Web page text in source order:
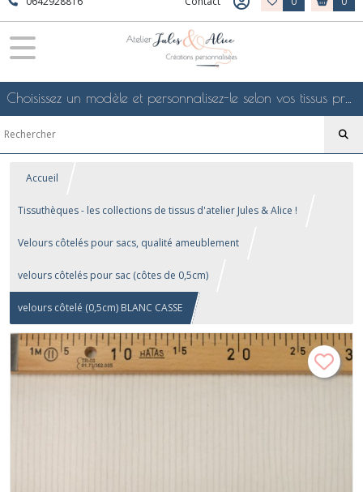
Choisissez un modèle et personnalisez-le selon vos tissus préférés de mes collections en ligne, je le confectionnerai selon vos souhaits
Accueil
Tissuthèques - les collections de tissus d'atelier Jules & Alice !
Velours côtelés pour sacs, qualité ameublement
velours côtelés pour sac (côtes de 0,5cm)
velours côtelé (0,5cm) BLANC CASSE